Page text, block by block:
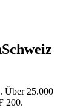
Schweiz
Über 25.000
200.